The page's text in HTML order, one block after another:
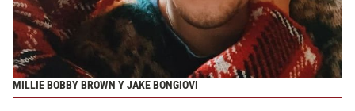
MILLIE BOBBY BROWN Y JAKE BONGIOVI